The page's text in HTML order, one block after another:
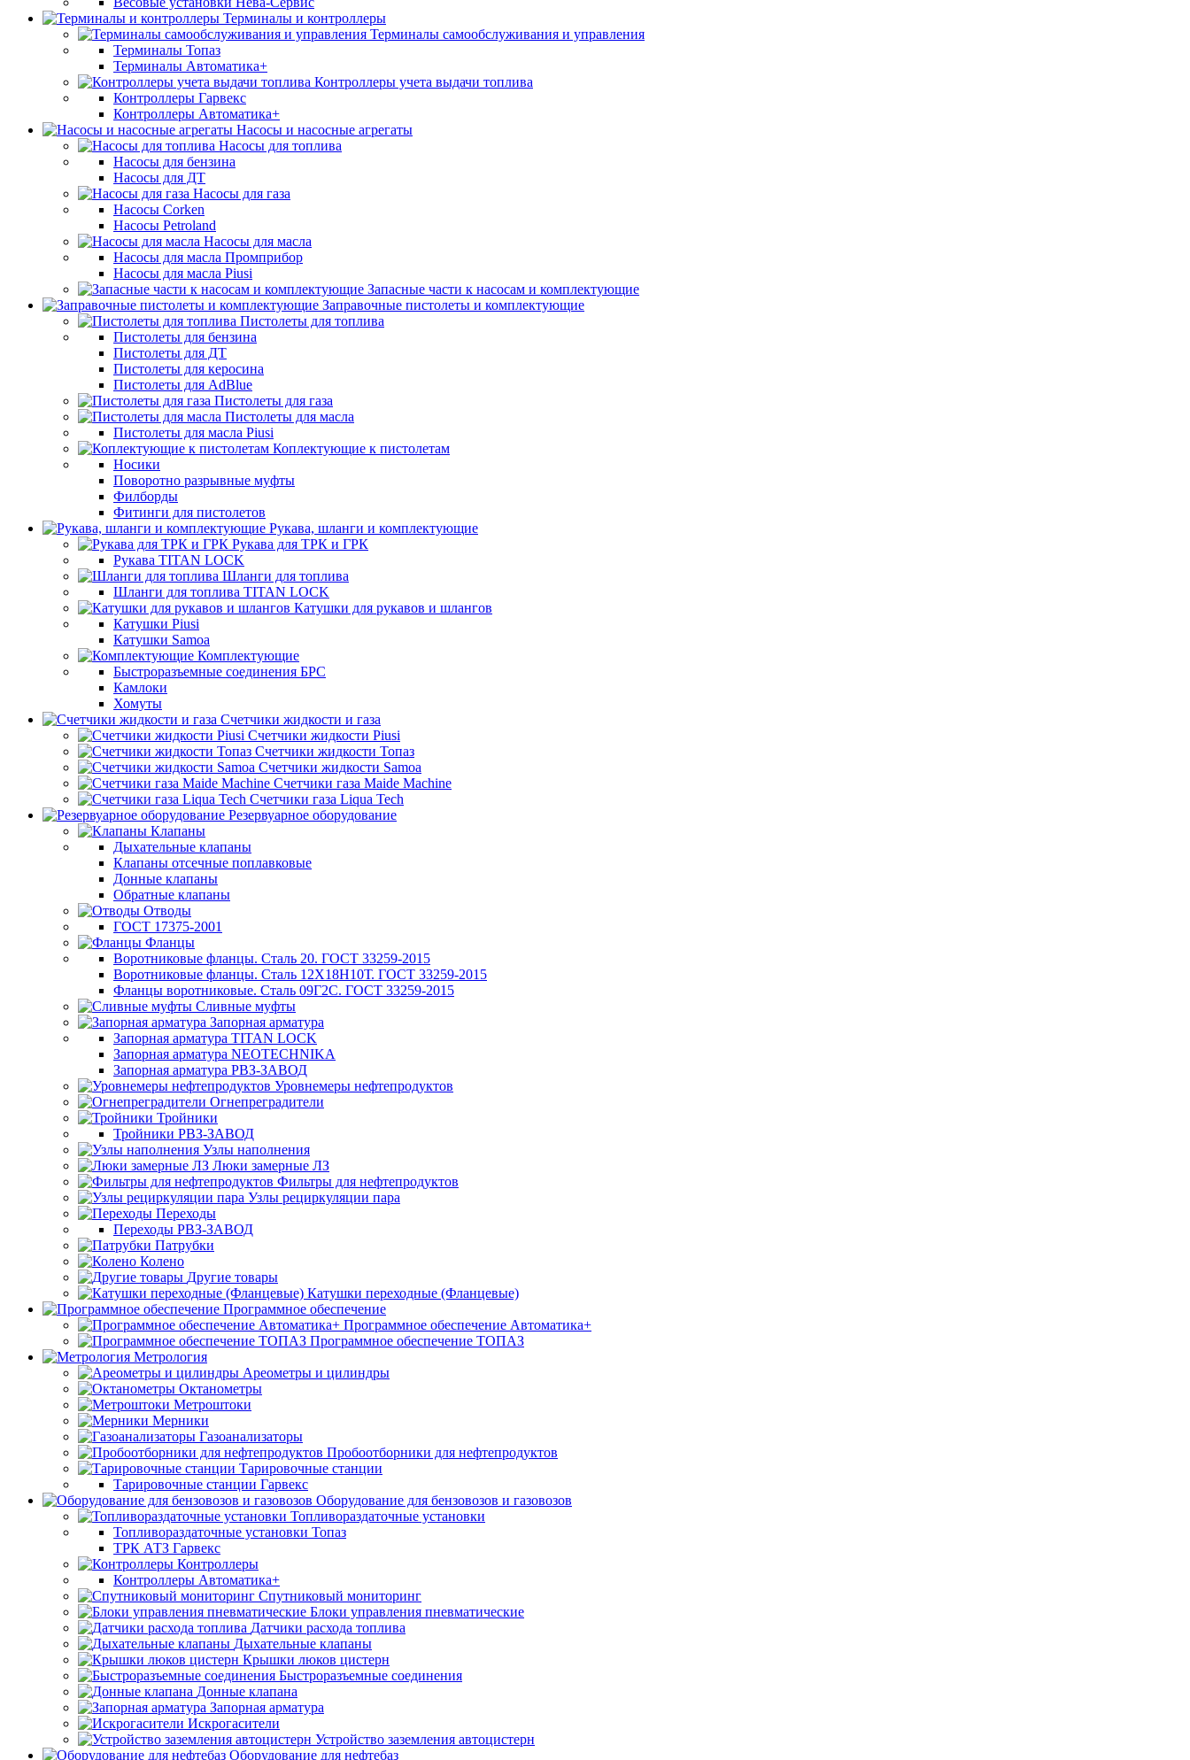
Терминалы и контроллеры
Терминалы самообслуживания и управления
Терминалы Топаз
Терминалы Автоматика+
Контроллеры учета выдачи топлива
Контроллеры Гарвекс
Контроллеры Автоматика+
Насосы и насосные агрегаты
Насосы для топлива
Насосы для бензина
Насосы для ДТ
Насосы для газа
Насосы Corken
Насосы Petroland
Насосы для масла
Насосы для масла Промприбор
Насосы для масла Piusi
Запасные части к насосам и комплектующие
Заправочные пистолеты и комплектующие
Пистолеты для топлива
Пистолеты для бензина
Пистолеты для ДТ
Пистолеты для керосина
Пистолеты для AdBlue
Пистолеты для газа
Пистолеты для масла
Пистолеты для масла Piusi
Коплектующие к пистолетам
Носики
Поворотно разрывные муфты
Филборды
Фитинги для пистолетов
Рукава, шланги и комплектующие
Рукава для ТРК и ГРК
Рукава TITAN LOCK
Шланги для топлива
Шланги для топлива TITAN LOCK
Катушки для рукавов и шлангов
Катушки Piusi
Катушки Samoa
Комплектующие
Быстроразъемные соединения БРС
Камлоки
Хомуты
Счетчики жидкости и газа
Счетчики жидкости Piusi
Счетчики жидкости Топаз
Счетчики жидкости Samoa
Счетчики газа Maide Machine
Счетчики газа Liqua Tech
Резервуарное оборудование
Клапаны
Дыхательные клапаны
Клапаны отсечные поплавковые
Донные клапаны
Обратные клапаны
Отводы
ГОСТ 17375-2001
Фланцы
Воротниковые фланцы. Сталь 20. ГОСТ 33259-2015
Воротниковые фланцы. Сталь 12Х18Н10Т. ГОСТ 33259-2015
Фланцы воротниковые. Сталь 09Г2С. ГОСТ 33259-2015
Сливные муфты
Запорная арматура
Запорная арматура TITAN LOCK
Запорная арматура NEOTECHNIKA
Запорная арматура РВЗ-ЗАВОД
Уровнемеры нефтепродуктов
Огнепреградители
Тройники
Тройники РВЗ-ЗАВОД
Узлы наполнения
Люки замерные ЛЗ
Фильтры для нефтепродуктов
Узлы рециркуляции пара
Переходы
Переходы РВЗ-ЗАВОД
Патрубки
Колено
Другие товары
Катушки переходные (Фланцевые)
Программное обеспечение
Программное обеспечение Автоматика+
Программное обеспечение ТОПАЗ
Метрология
Ареометры и цилиндры
Октанометры
Метроштоки
Мерники
Газоанализаторы
Пробоотборники для нефтепродуктов
Тарировочные станции
Тарировочные станции Гарвекс
Оборудование для бензовозов и газовозов
Топливораздаточные установки
Топливораздаточные установки Топаз
ТРК АТЗ Гарвекс
Контроллеры
Контроллеры Автоматика+
Спутниковый мониторинг
Блоки управления пневматические
Датчики расхода топлива
Дыхательные клапаны
Крышки люков цистерн
Быстроразъемные соединения
Донные клапана
Запорная арматура
Искрогасители
Устройство заземления автоцистерн
Оборудование для нефтебаз